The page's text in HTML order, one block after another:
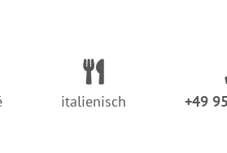
italienisch +49